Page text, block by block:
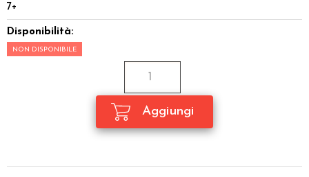
7+
Disponibilità:
NON DISPONIBILE